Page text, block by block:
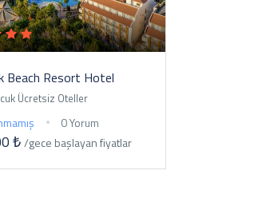
Beach Resort Hotel
Ücretsiz Oteller
0 Yorum
₺/gece başlayan fiyatlar